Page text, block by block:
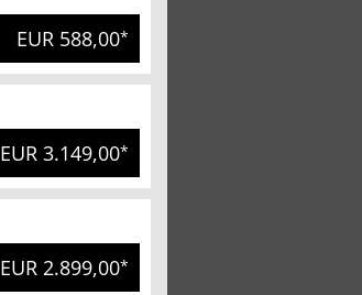
EUR 588,00*
EUR 3.149,00*
EUR 2.899,00*